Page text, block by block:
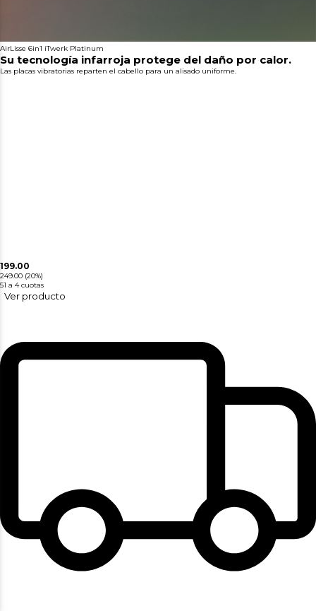
AirLisse 6in1 iTwerk Platinum
Su tecnología infarroja protege del daño por calor.
Las placas vibratorias reparten el cabello para un alisado uniforme.
199.00
249.00 (20%)
51 a 4 cuotas
Ver producto